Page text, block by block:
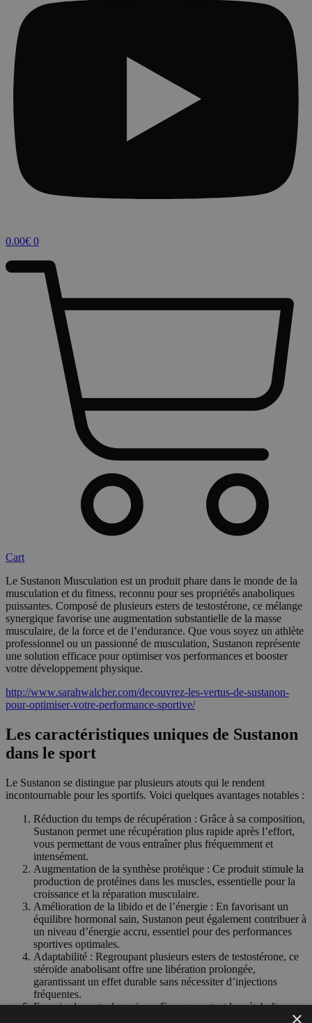
0.00€ 0
Cart
Le Sustanon Musculation est un produit phare dans le monde de la
musculation et du fitness, reconnu pour ses propriétés anaboliques
puissantes. Composé de plusieurs esters de testostérone, ce mélange
synergique favorise une augmentation substantielle de la masse
musculaire, de la force et de l’endurance. Que vous soyez un athlète
professionnel ou un passionné de musculation, Sustanon représente
une solution efficace pour optimiser vos performances et booster
votre développement physique.
http://www.sarahwalcher.com/decouvrez-les-vertus-de-sustanon-
pour-optimiser-votre-performance-sportive/
Les caractéristiques uniques de Sustanon
dans le sport
Le Sustanon se distingue par plusieurs atouts qui le rendent
incontournable pour les sportifs. Voici quelques avantages notables :
Réduction du temps de récupération : Grâce à sa composition,
Sustanon permet une récupération plus rapide après l’effort,
vous permettant de vous entraîner plus fréquemment et
intensément.
Augmentation de la synthèse protéique : Ce produit stimule la
production de protéines dans les muscles, essentielle pour la
croissance et la réparation musculaire.
Amélioration de la libido et de l’énergie : En favorisant un
équilibre hormonal sain, Sustanon peut également contribuer à
un niveau d’énergie accru, essentiel pour des performances
sportives optimales.
Adaptabilité : Regroupant plusieurs esters de testostérone, ce
stéroïde anabolisant offre une libération prolongée,
garantissant un effet durable sans nécessiter d’injections
fréquentes.
Favorise la perte de graisse : En augmentant le métabolisme
basal, Sustanon aide à brûler les graisses tout en préservant la